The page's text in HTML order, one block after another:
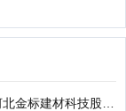
河北金标建材科技股份有限公司